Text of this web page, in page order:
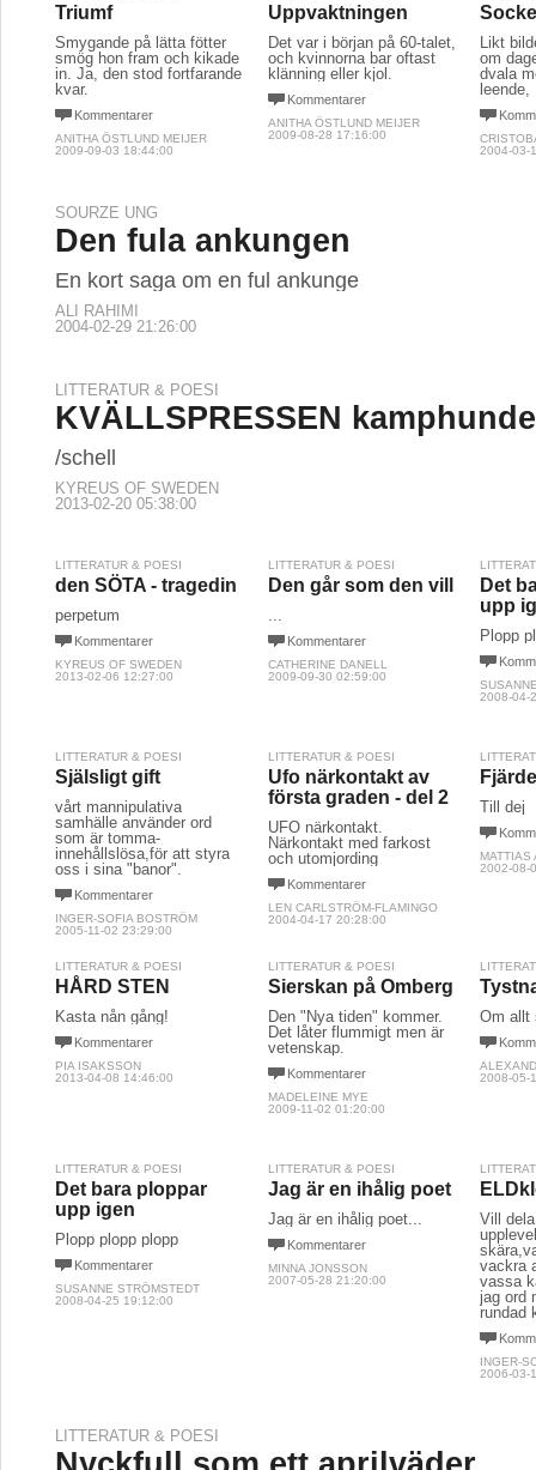
Triumf
Smygande på lätta fötter
smög hon fram och kikade
in. Ja, den stod fortfarande
kvar.
Kommentarer
ANITHA ÖSTLUND MEIJER
2009-09-03 18:44:00
Uppvaktningen
Det var i början på 60-talet,
och kvinnorna bar oftast
klänning eller kjol.
Kommentarer
ANITHA ÖSTLUND MEIJER
2009-08-28 17:16:00
Likt
om
dvala
leende,
2004-03-
SOURZE UNG
Den fula ankungen
En kort saga om en ful ankunge
ALI RAHIMI
2004-02-29 21:26:00
LITTERATUR & POESI
KVÄLLSPRESSEN
/schell
KYREUS OF SWEDEN
2013-02-20 05:38:00
LITTERATUR & POESI
den SÖTA - tragedin
perpetum
Kommentarer
KYREUS OF SWEDEN
2013-02-06 12:27:00
LITTERATUR & POESI
Den går som den vill
...
Kommentarer
CATHERINE DANELL
2009-09-30 02:59:00
Det
upp
Plopp
2008-04-
LITTERATUR & POESI
Själsligt gift
vårt mannipulativa
samhälle använder ord
som är tomma-
innehållslösa,för att styra
oss i sina "banor".
Kommentarer
INGER-SOFIA BOSTRÖM
2005-11-02 23:29:00
LITTERATUR & POESI
Ufo närkontakt av
första graden - del 2
UFO närkontakt.
Närkontakt med farkost
och utomjording
Kommentarer
LEN CARLSTRÖM-FLAMINGO
2004-04-17 20:28:00
Till dej
MATTIAS
2002-08-
LITTERATUR & POESI
HÅRD STEN
Kasta nån gång!
Kommentarer
PIA ISAKSSON
2013-04-08 14:46:00
LITTERATUR & POESI
Sierskan på Omberg
Den "Nya tiden" kommer.
Det låter flummigt men är
vetenskap.
Kommentarer
MADELEINE MYE
2009-11-02 01:20:00
Om allt
2008-05-
LITTERATUR & POESI
Det bara ploppar
upp igen
Plopp plopp plopp
Kommentarer
SUSANNE STRÖMSTEDT
2008-04-25 19:12:00
LITTERATUR & POESI
Jag är en ihålig poet
Jag är en ihålig poet...
Kommentarer
MINNA JONSSON
2007-05-28 21:20:00
Vill
vackra
vassa
jag ord
rundad
INGER-
2006-03-
LITTERATUR & POESI